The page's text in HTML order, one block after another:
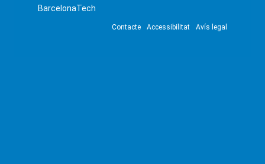
BarcelonaTech
Contacte Accessibilitat Avís legal